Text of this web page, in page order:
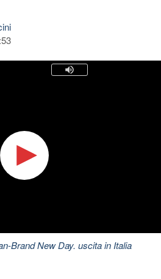
Brand New Day. uscita in Italia